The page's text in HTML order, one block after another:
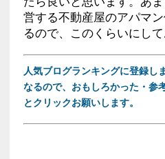
営する不動産屋のアパマ
るので、このくらいにして
人気ブログランキングに登録し
なるので、おもしろかった・参
とクリックお願いします。